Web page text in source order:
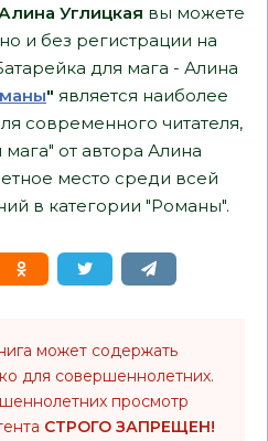
Углицкая вы можете
и без регистрации на
для мага - Алина
" является наиболее
современного читателя,
от автора Алина
место среди всей
в категории "Романы".
может содержать
для совершеннолетних.
просмотр
СТРОГО ЗАПРЕЩЕН!